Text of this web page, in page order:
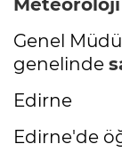
Genel
genelinde
Edirne
Edirne'de